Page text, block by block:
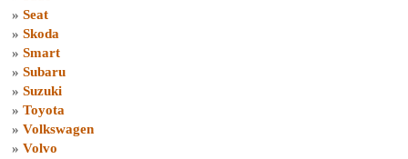
» Seat
» Skoda
» Smart
» Subaru
» Suzuki
» Toyota
» Volkswagen
» Volvo